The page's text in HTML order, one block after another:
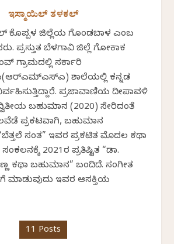
ಇಸ್ಮಾಯಿಲ್ ತಳಕಲ್
ಕೊಪ್ಪಳ ಜಿಲ್ಲೆಯ ಗೊಂಡಬಾಳ ಎಂಬ
ಪ್ರಸ್ತುತ ಬೆಳಗಾವಿ ಜಿಲ್ಲೆ ಗೋಕಾಕ
ಗ್ರಾಮದಲ್ಲಿ ಸರ್ಕಾರಿ
ಶಾಲೆಯಲ್ಲಿ ಕನ್ನಡ
ಪ್ರಜಾವಾಣಿಯ ದೀಪಾವಳಿ
ಬಹುಮಾನ (2020) ಸೇರಿದಂತೆ
ಪ್ರಕಟವಾಗಿ, ಬಹುಮಾನ
ಸಂತ” ಇವರ ಪ್ರಕಟಿತ ಮೊದಲ ಕಥಾ
2021ರ ಪ್ರತಿಷ್ಟಿತ “ಡಾ.
ಕಥಾ ಬಹುಮಾನ” ಬಂದಿದೆ. ಸಂಗೀತ
ಮಾಡುವುದು ಇವರ ಆಸಕ್ತಿಯ
11 Posts